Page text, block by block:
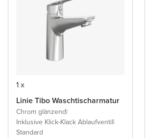
1 x
Linie Tibo Waschtischarmatur
Chrom glänzend|
Inklusive Klick-Klack Ablaufventil|
Standard